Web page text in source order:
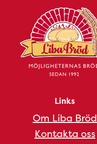
Links
Om Liba Bröd
Kontakta oss